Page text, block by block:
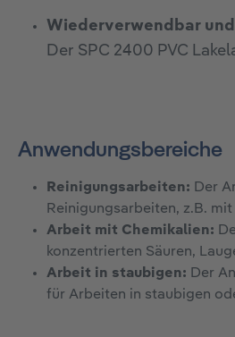
Wiederverwendbar
Der SPC 2400 PVC
Anwendungsbereiche
Reinigungsarbeiten: Der
Reinigungsarbeiten, z.B.
Arbeit mit Chemikalien:
konzentrierten Säuren,
Arbeit in staubigen: Der
für Arbeiten in staubigen